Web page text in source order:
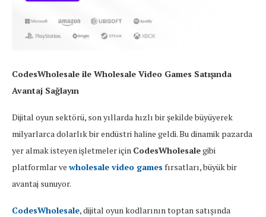
CodesWholesale ile Wholesale Video Games Satışında
Avantaj Sağlayın
Dijital oyun sektörü, son yıllarda hızlı bir şekilde büyüyerek
milyarlarca dolarlık bir endüstri haline geldi. Bu dinamik pazarda
yer almak isteyen işletmeler için CodesWholesalegibi
platformlar ve wholesale video games fırsatları, büyük bir
avantaj sunuyor.
CodesWholesale, dijital oyun kodlarının toptan satışında